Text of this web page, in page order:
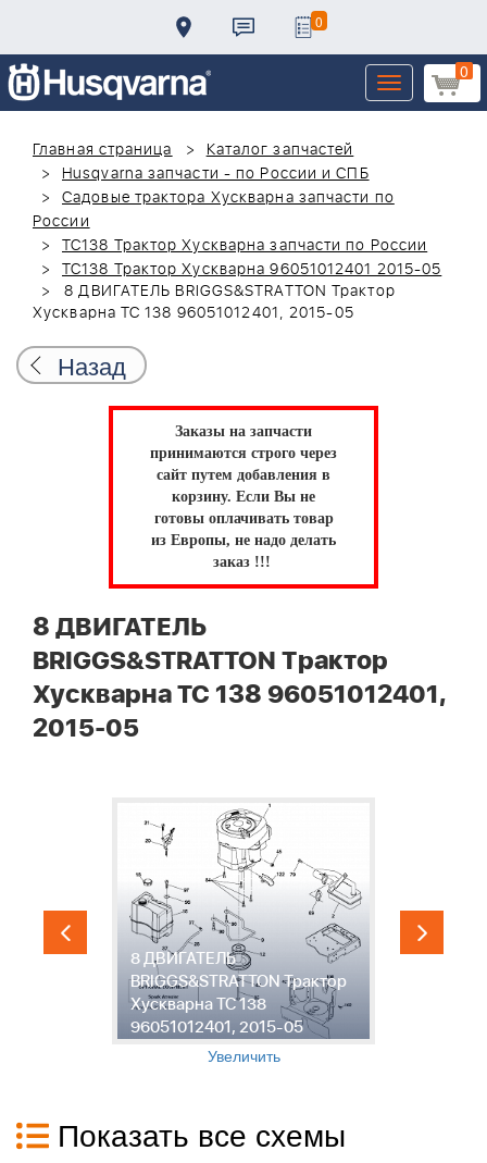
0
0
Toggle
navigation
Главная страница
Каталог запчастей
Husqvarna запчасти - по России и СПБ
Садовые трактора Хускварна запчасти по
России
TC138 Трактор Хускварна запчасти по России
TC138 Трактор Хускварна 96051012401 2015-05
8 ДВИГАТЕЛЬ BRIGGS&STRATTON Трактор
Хускварна TC 138 96051012401, 2015-05
Назад
Заказы на запчасти
принимаются строго через
сайт путем добавления в
корзину. Если Вы не
готовы оплачивать товар
из Европы, не надо делать
заказ !!!
8 ДВИГАТЕЛЬ
BRIGGS&STRATTON Трактор
Хускварна TC 138 96051012401,
2015-05
8 ДВИГАТЕЛЬ
BRIGGS&STRATTON Трактор
Хускварна TC 138
96051012401, 2015-05
Увеличить
Показать все схемы